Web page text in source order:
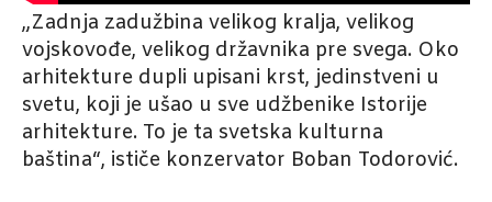
„Zadnja zadužbina velikog kralja, velikog
vojskovođe, velikog državnika pre svega. Oko
arhitekture dupli upisani krst, jedinstveni u
svetu, koji je ušao u sve udžbenike Istorije
arhitekture. To je ta svetska kulturna
baština“, ističe konzervator Boban Todorović.